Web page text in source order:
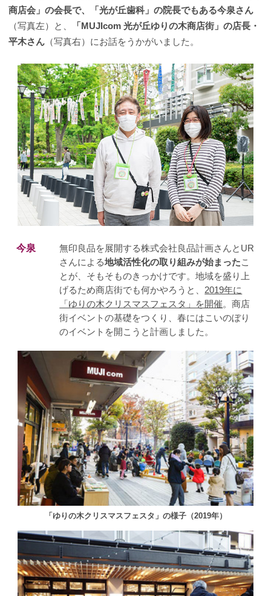
商店会」の会長で、「光が丘歯科」の院長でもある今泉さん
（写真左）と、
「MUJIcom 光が丘ゆりの木商店街」の店長・
平木さん （写真右）にお話をうかがいました。
今泉
無印良品を展開する株式会社良品計画さんとUR
さんによる地域活性化の取り組みが始まったこ
とが、そもそものきっかけです。地域を盛り上
げるため商店街でも何かやろうと、 2019年に
「ゆりの木クリスマスフェスタ」を開催。商店
街イベントの基礎をつくり、春にはこいのぼり
のイベントを開こうと計画しました。
「ゆりの木クリスマスフェスタ」の様子（2019年）